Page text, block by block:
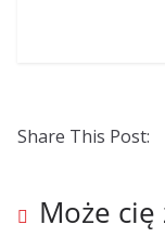
Share This Post:
Może